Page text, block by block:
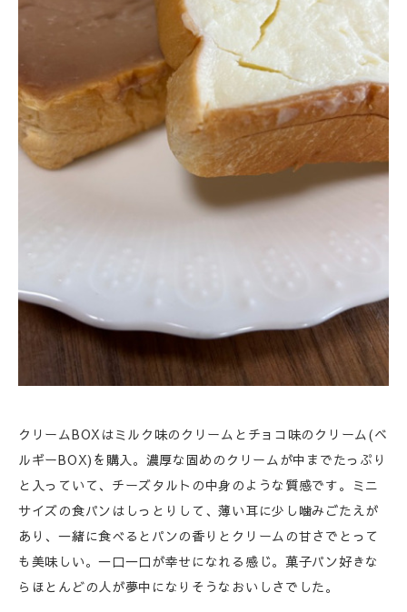
クリームBOXはミルク味のクリームとチョコ味のクリーム(ベ
ルギーBOX)を購入。濃厚な固めのクリームが中までたっぷり
と入っていて、チーズタルトの中身のような質感です。ミニ
サイズの食パンはしっとりして、薄い耳に少し噛みごたえが
あり、一緒に食べるとパンの香りとクリームの甘さでとって
も美味しい。一口一口が幸せになれる感じ。菓子パン好きな
らほとんどの人が夢中になりそうなおいしさでした。